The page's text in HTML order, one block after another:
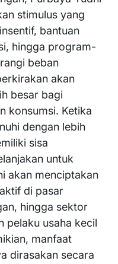
stimulus yang
bantuan
hingga program-
beban
akan
besar bagi
konsumsi. Ketika
dengan lebih
sisa
untuk
akan menciptakan
di pasar
hingga sektor
pelaku usaha kecil
manfaat
dirasakan secara